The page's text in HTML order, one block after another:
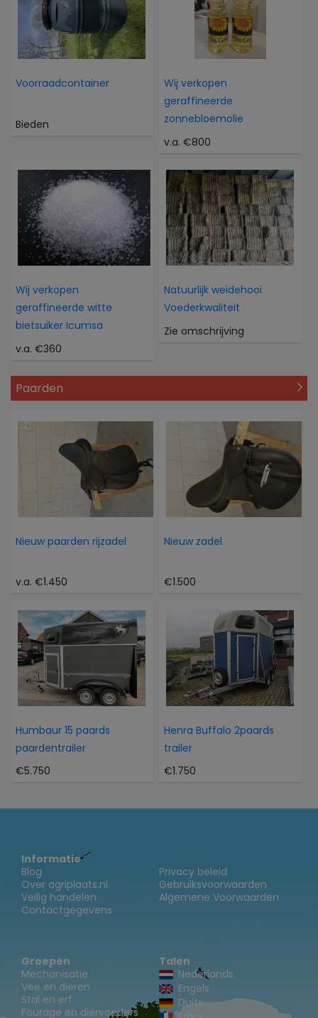
Voorraadcontainer
Bieden
Wij verkopen
geraffineerde
zonnebloemolie
v.a. €800
Wij verkopen
geraffineerde witte
bietsuiker Icumsa
v.a. €360
Natuurlijk weidehooi
Voederkwaliteit
Zie omschrijving
Paarden
Nieuw paarden rijzadel
v.a. €1.450
Nieuw zadel
€1.500
Humbaur 15 paards
paardentrailer
€5.750
Henra Buffalo 2paards
trailer
€1.750
Informatie
Blog
Over agriplaats.nl
Veilig handelen
Contactgegevens
Privacy beleid
Gebruiksvoorwaarden
Algemene Voorwaarden
Groepen
Mechanisatie
Vee en dieren
Stal en erf
Fourage en diervoeders
Talen
Nederlands
Engels
Duits